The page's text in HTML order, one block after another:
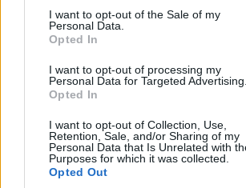
consent section.
I want to opt-out of the Sale of my
Personal Data.
Opted In
I want to opt-out of processing my
Personal Data for Targeted Advertising.
Opted In
I want to opt-out of Collection, Use,
Retention, Sale, and/or Sharing of my
Personal Data that Is Unrelated with
Purposes for which it was collected.
Opted Out
Haas
Lewis Hamilton és Franco
Esteban Ocon a harmadik
egyetlen futamon sem esett ki
Cadillac